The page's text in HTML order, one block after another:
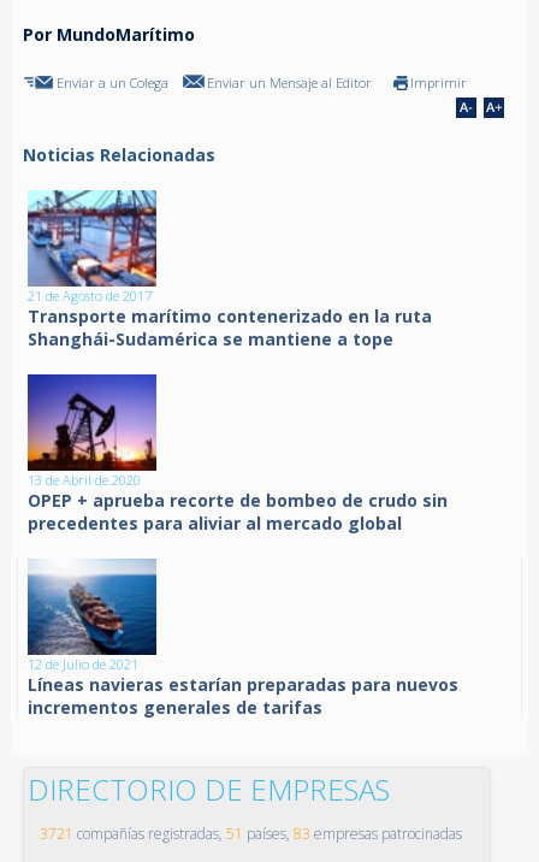
Por MundoMarítimo
Enviar a un Colega Enviar un Mensaje al Editor Imprimir
Noticias Relacionadas
21 de Agosto de 2017
Transporte marítimo contenerizado en la ruta
Shanghái-Sudamérica se mantiene a tope
13 de Abril de 2020
OPEP + aprueba recorte de bombeo de crudo sin
precedentes para aliviar al mercado global
12 de Julio de 2021
Líneas navieras estarían preparadas para nuevos
incrementos generales de tarifas
DIRECTORIO DE EMPRESAS
3721 compañías registradas, 51 países, 83 empresas patrocinadas